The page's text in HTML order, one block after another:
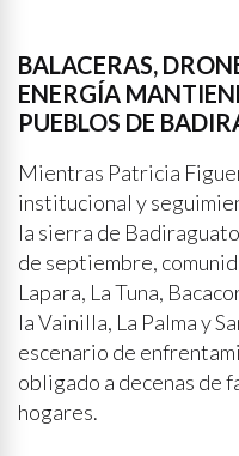
BALACERAS,
ENERGÍA
PUEBLOS DE
Mientras Patricia
institucional y
la sierra de
de septiembre,
Lapara, La Tuna,
la Vainilla, La Palma y
escenario de
obligado a decenas de
hogares.